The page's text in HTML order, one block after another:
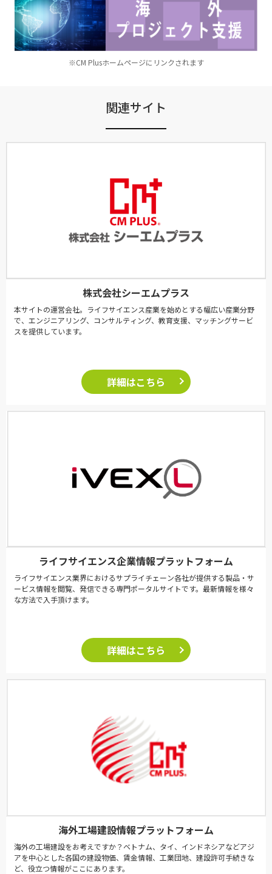
※CM Plusホームページにリンクされます
関連サイト
株式会社シーエムプラス
本サイトの運営会社。ライフサイエンス産業を始めとする幅広い産業分野
で、エンジニアリング、コンサルティング、教育支援、マッチングサービ
スを提供しています。
詳細はこちら
ライフサイエンス企業情報プラットフォーム
ライフサイエンス業界におけるサプライチェーン各社が提供する製品・サ
ービス情報を閲覧、発信できる専門ポータルサイトです。最新情報を様々
な方法で入手頂けます。
詳細はこちら
海外工場建設情報プラットフォーム
海外の工場建設をお考えですか？ベトナム、タイ、インドネシアなどアジ
アを中心とした各国の建設物価、賃金情報、工業団地、建設許可手続きな
ど、役立つ情報がここにあります。